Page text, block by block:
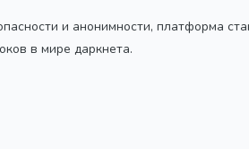
и анонимности, платформа
в мире даркнета.